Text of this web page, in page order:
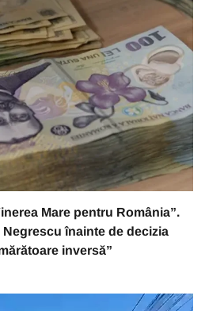
Mare pentru România”.
înainte de decizia
inversă”